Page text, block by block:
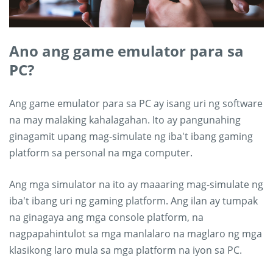
Ano ang game emulator para sa
PC?
Ang game emulator para sa PC ay isang uri ng software
na may malaking kahalagahan. Ito ay pangunahing
ginagamit upang mag-simulate ng iba't ibang gaming
platform sa personal na mga computer.
Ang mga simulator na ito ay maaaring mag-simulate ng
iba't ibang uri ng gaming platform. Ang ilan ay tumpak
na ginagaya ang mga console platform, na
nagpapahintulot sa mga manlalaro na maglaro ng mga
klasikong laro mula sa mga platform na iyon sa PC.